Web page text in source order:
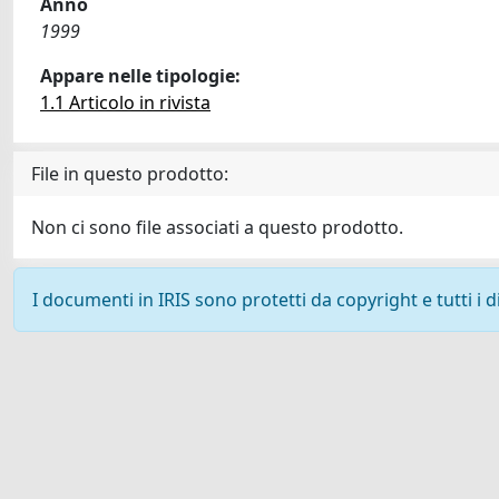
1999
Appare nelle tipologie:
1.1 Articolo in rivista
File in questo prodotto:
Non ci sono file associati a questo prodotto.
I documenti in IRIS sono protetti da copyright e tutti i